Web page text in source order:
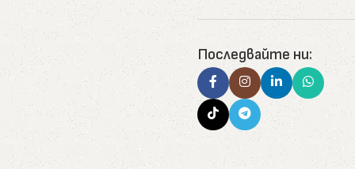
основата на боров катран, пчелен восък, гъша
използвани за отопление, мулчиране и
развитие и природосъобразност.
да отговорят както на класически, така
Последвайте ни: